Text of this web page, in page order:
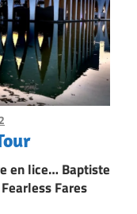
en lice… Baptiste
Fares